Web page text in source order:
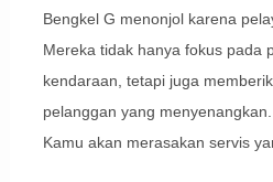
Bengkel G menonjol karena
Mereka tidak hanya fokus pada
kendaraan, tetapi juga
pelanggan yang
Kamu akan merasakan servis